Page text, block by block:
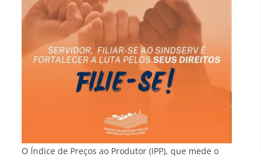
O Índice de Preços ao Produtor (IPP), que mede o